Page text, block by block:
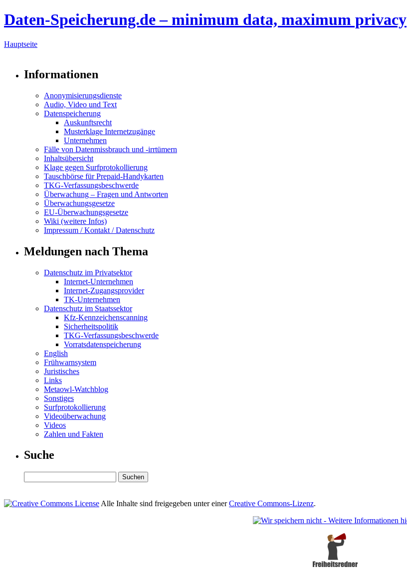
Daten-Speicherung.de – minimum data, maximum privacy
Hauptseite
Informationen
Anonymisierungsdienste
Audio, Video und Text
Datenspeicherung
Auskunftsrecht
Musterklage Internetzugänge
Unternehmen
Fälle von Datenmissbrauch und -irrtümern
Inhaltsübersicht
Klage gegen Surfprotokollierung
Tauschbörse für Prepaid-Handykarten
TKG-Verfassungsbeschwerde
Überwachung – Fragen und Antworten
Überwachungsgesetze
EU-Überwachungsgesetze
Wiki (weitere Infos)
Impressum / Kontakt / Datenschutz
Meldungen nach Thema
Datenschutz im Privatsektor
Internet-Unternehmen
Internet-Zugangsprovider
TK-Unternehmen
Datenschutz im Staatssektor
Kfz-Kennzeichenscanning
Sicherheitspolitik
TKG-Verfassungsbeschwerde
Vorratsdatenspeicherung
English
Frühwarnsystem
Juristisches
Links
Metaowl-Watchblog
Sonstiges
Surfprotokollierung
Videoüberwachung
Videos
Zahlen und Fakten
Suche
Alle Inhalte sind freigegeben unter einerCreative Commons-Lizenz.